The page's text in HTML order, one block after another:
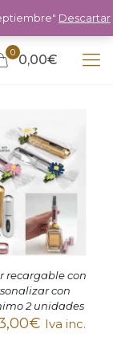
0 0,00€
recargable con
con
2 unidades
€ Iva inc.
Descartar